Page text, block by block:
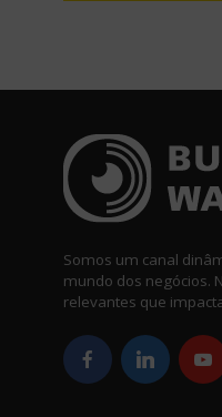
Somos um canal
mundo dos negócios.
relevantes que